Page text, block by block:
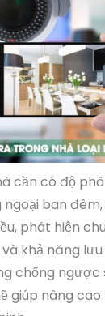
cần có độ
ngoại ban
phát hiện
khả năng
chống ngược
giúp nâng cao